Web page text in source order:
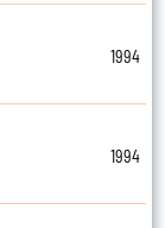
1994
1994